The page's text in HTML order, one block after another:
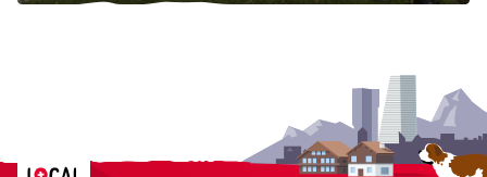
Localcities